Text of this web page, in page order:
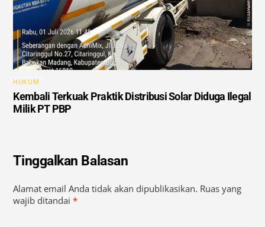
HUKUM
Kembali Terkuak Praktik Distribusi Solar Diduga Ilegal
Milik PT PBP
Tinggalkan Balasan
Alamat email Anda tidak akan dipublikasikan. Ruas yang
wajib ditandai*